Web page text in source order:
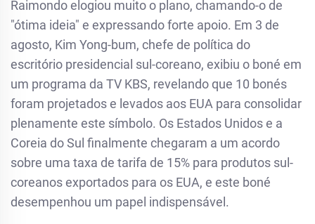
Raimondo elogiou muito o plano, chamando-o de
"ótima ideia" e expressando forte apoio. Em 3 de
agosto, Kim Yong-bum, chefe de política do
escritório presidencial sul-coreano, exibiu o boné em
um programa da TV KBS, revelando que 10 bonés
foram projetados e levados aos EUA para consolidar
plenamente este símbolo. Os Estados Unidos e a
Coreia do Sul finalmente chegaram a um acordo
sobre uma taxa de tarifa de 15% para produtos sul-
coreanos exportados para os EUA, e este boné
desempenhou um papel indispensável.